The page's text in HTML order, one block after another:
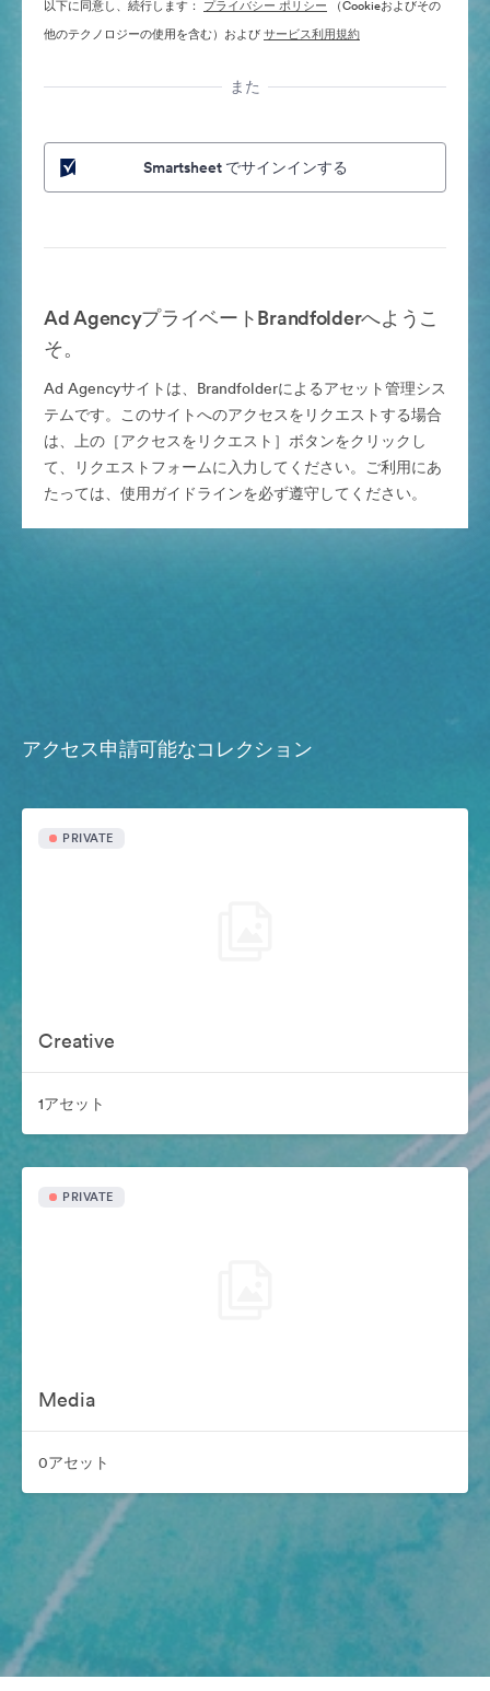
以下に同意し、続行します： プライバシー ポリシー （Cookieおよびその
他のテクノロジーの使用を含む）およびサービス利用規約
また
Smartsheet でサインインする
Ad AgencyプライベートBrandfolderへようこ
そ。
Ad Agencyサイトは、Brandfolderによるアセット管理シス
テムです。このサイトへのアクセスをリクエストする場合
は、上の［アクセスをリクエスト］ボタンをクリックし
て、リクエストフォームに入力してください。ご利用にあ
たっては、使用ガイドラインを必ず遵守してください。
アクセス申請可能なコレクション
PRIVATE
Creative
1アセット
PRIVATE
Media
0アセット